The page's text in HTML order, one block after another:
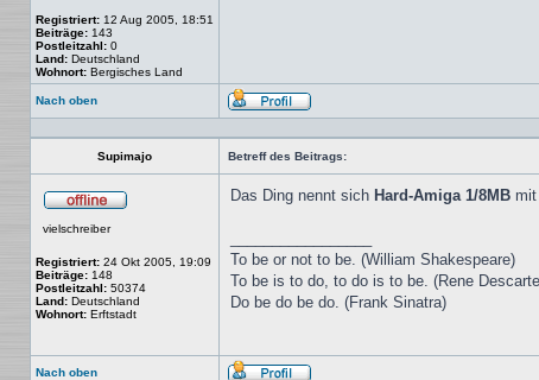
Registriert: 12 Aug 2005, 18:51
Beiträge: 143
Postleitzahl: 0
Land: Deutschland
Wohnort: Bergisches Land
Nach oben
Profil
Supimajo
Betreff des Beitrags:
vielschreiber
Registriert: 24 Okt 2005, 19:09
Beiträge: 148
Postleitzahl: 50374
Land: Deutschland
Wohnort: Erftstadt
Das Ding nennt sich Hard-Amiga 1/8MB
To be or not to be. (William Shakespeare)
To be is to do, to do is to be. (Rene
Do be do be do. (Frank Sinatra)
Nach oben